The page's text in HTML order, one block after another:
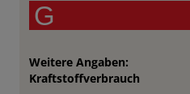
G
Weitere Angaben:
Kraftstoffverbrauch